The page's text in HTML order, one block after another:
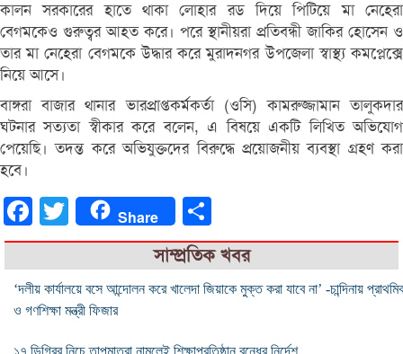
কালন সরকারের হাতে থাকা লোহার রড দিয়ে পিটিয়ে মা নেহেরা
বেগমকেও গুরুত্বর আহত করে। পরে স্থানীয়রা প্রতিবন্ধী জাকির হোসেন ও
তার মা নেহেরা বেগমকে উদ্ধার করে মুরাদনগর উপজেলা স্বাস্থ্য কমপ্লেক্সে
নিয়ে আসে।
বাঙ্গরা বাজার থানার ভারপ্রাপ্তকর্মকর্তা (ওসি) কামরুজ্জামান তালুকদার
ঘটনার সত্যতা স্বীকার করে বলেন, এ বিষয়ে একটি লিখিত অভিযোগ
পেয়েছি। তদন্ত করে অভিযুক্তদের বিরুদ্ধে প্রয়োজনীয় ব্যবস্থা গ্রহণ করা
হবে।
FacebookTwitter Share
সাম্প্রতিক খবর
‘দলীয় কার্যালয়ে বসে আন্দোলন করে খালেদা জিয়াকে মুক্ত করা যাবে না’ -চান্দিনায়
ও গণশিক্ষা মন্ত্রী ফিজার
১৭ ডিগ্রির নিচে তাপমাত্রা নামলেই শিক্ষাপ্রতিষ্ঠান বন্ধের নির্দেশ